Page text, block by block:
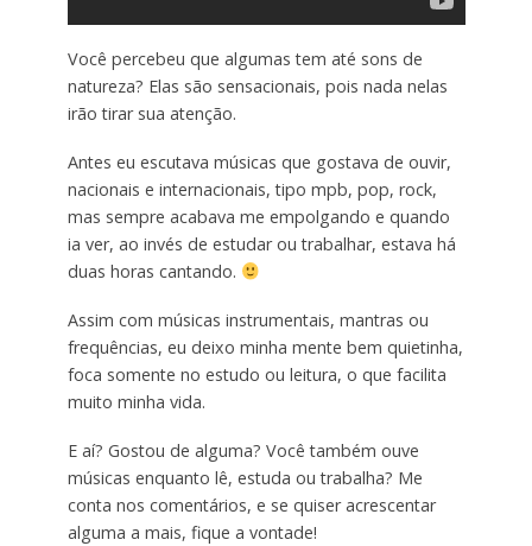
Você percebeu que algumas tem até sons de
natureza? Elas são sensacionais, pois nada nelas
irão tirar sua atenção.
Antes eu escutava músicas que gostava de ouvir,
nacionais e internacionais, tipo mpb, pop, rock,
mas sempre acabava me empolgando e quando
ia ver, ao invés de estudar ou trabalhar, estava há
duas horas cantando.
Assim com músicas instrumentais, mantras ou
frequências, eu deixo minha mente bem quietinha,
foca somente no estudo ou leitura, o que facilita
muito minha vida.
E aí? Gostou de alguma? Você também ouve
músicas enquanto lê, estuda ou trabalha? Me
conta nos comentários, e se quiser acrescentar
alguma a mais, fique a vontade!